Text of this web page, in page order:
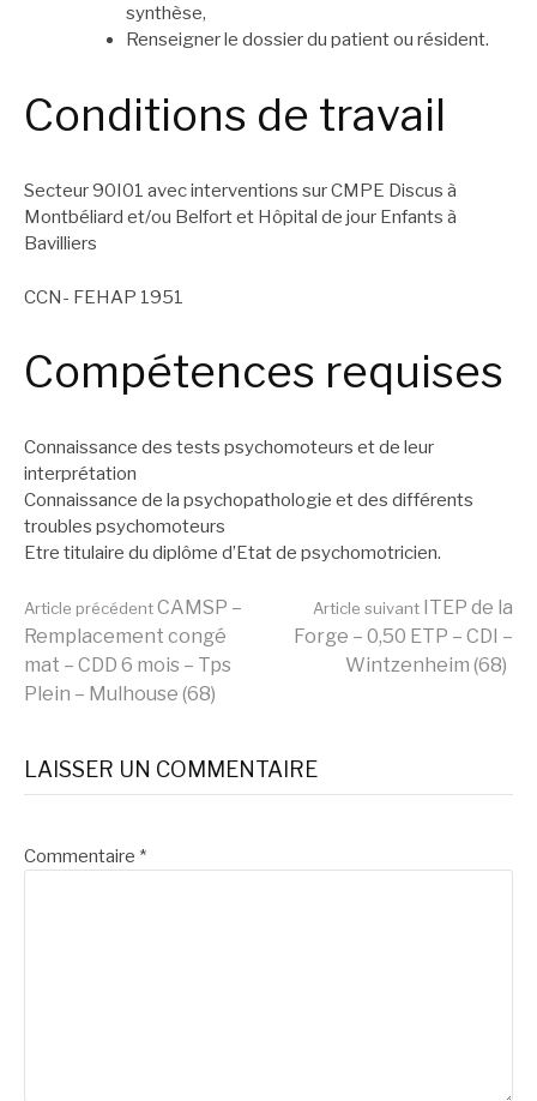
synthèse,
Renseigner le dossier du patient ou résident.
Conditions de travail
Secteur 90I01 avec interventions sur CMPE Discus à
Montbéliard et/ou Belfort et Hôpital de jour Enfants à
Bavilliers
CCN- FEHAP 1951
Compétences requises
Connaissance des tests psychomoteurs et de leur
interprétation
Connaissance de la psychopathologie et des différents
troubles psychomoteurs
Etre titulaire du diplôme d’Etat de psychomotricien.
Lire
la
suite
Article précédentCAMSP –
Remplacement congé
mat – CDD 6 mois – Tps
Plein – Mulhouse (68)
Article suivant ITEP de la
Forge – 0,50 ETP – CDI –
Wintzenheim (68)
LAISSER UN COMMENTAIRE
Commentaire *